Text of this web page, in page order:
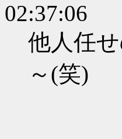
02:37:06
他人任
～(笑)